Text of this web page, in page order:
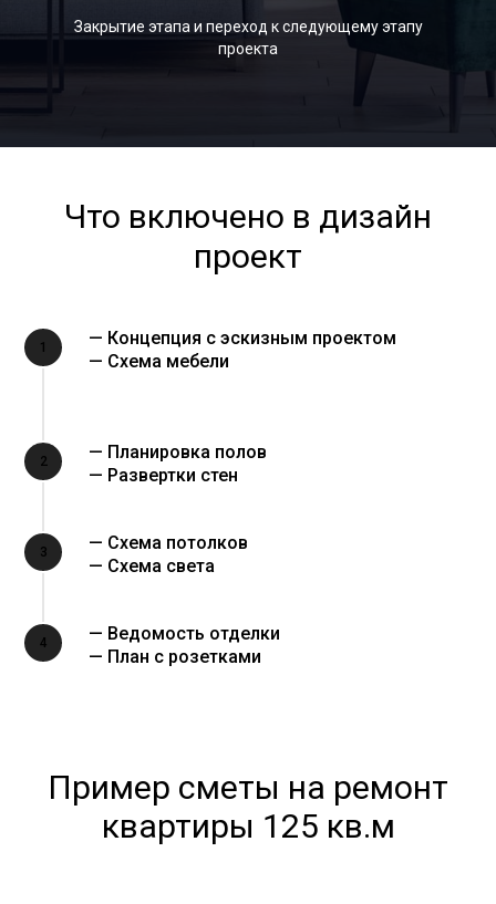
Закрытие этапа и переход к следующему этапу
проекта
Что включено в дизайн
проект
1
— Концепция с эскизным проектом
— Схема мебели
2
— Планировка полов
— Развертки стен
3
— Схема потолков
— Схема света
4
— Ведомость отделки
— План с розетками
Пример сметы на ремонт
квартиры 125 кв.м